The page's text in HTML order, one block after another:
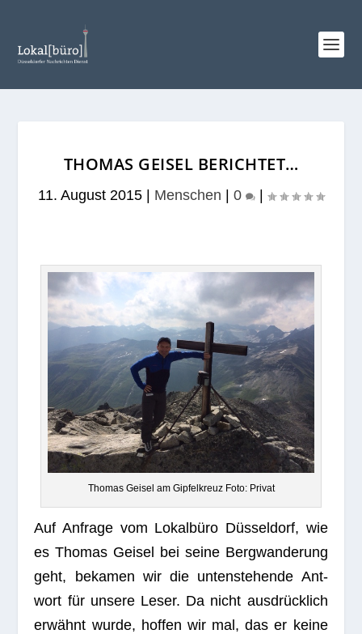
THOMAS GEISEL BERICHTET…
11. August 2015 Menschen 0
Tho­mas Gei­sel am Gip­fel­kreuz Foto: Privat
Auf Anfrage vom Lokal­büro Düs­sel­dorf, wie
es Tho­mas Gei­sel bei seine Berg­wan­de­rung
geht, beka­men wir die unten­ste­hende Ant­
wort für unsere Leser. Da nicht aus­drück­lich
erwähnt wurde, hof­fen wir mal, das er keine